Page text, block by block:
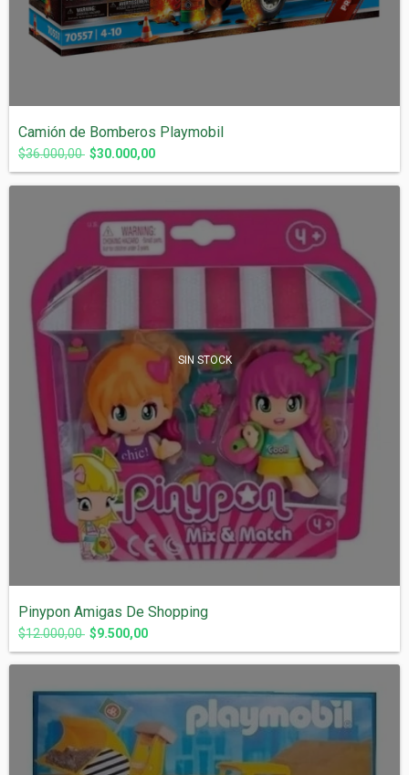
Camión de Bomberos Playmobil
$36.000,00 $30.000,00
SIN STOCK
Pinypon Amigas De Shopping
$12.000,00 $9.500,00